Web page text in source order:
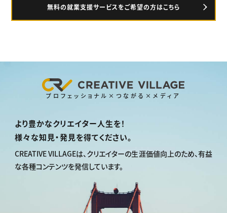
無料の就業支援サービスをご希望の方はこちら
プロフェッショナル×つながる×メディア
より豊かなクリエイター人生を！
様々な知見・発見を得てください。
CREATIVE VILLAGEは、クリエイターの生涯価値向上のため、有益
な各種コンテンツを発信しています。